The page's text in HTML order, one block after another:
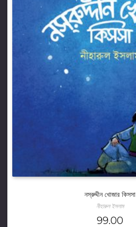
নস্‌রুদ্দীন খোজার কিসসা
নীহারুল ইসলাম
99.00